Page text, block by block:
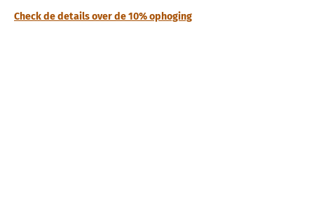
Check de details over de 10% ophoging